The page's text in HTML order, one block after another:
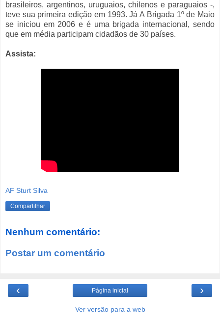
brasileiros, argentinos, uruguaios, chilenos e paraguaios -,
teve sua primeira edição em 1993. Já A Brigada 1º de Maio
se iniciou em 2006 e é uma brigada internacional, sendo
que em média participam cidadãos de 30 países.
Assista:
AF Sturt Silva
Compartilhar
Nenhum comentário:
Postar um comentário
‹ ›
Página inicial
Ver versão para a web